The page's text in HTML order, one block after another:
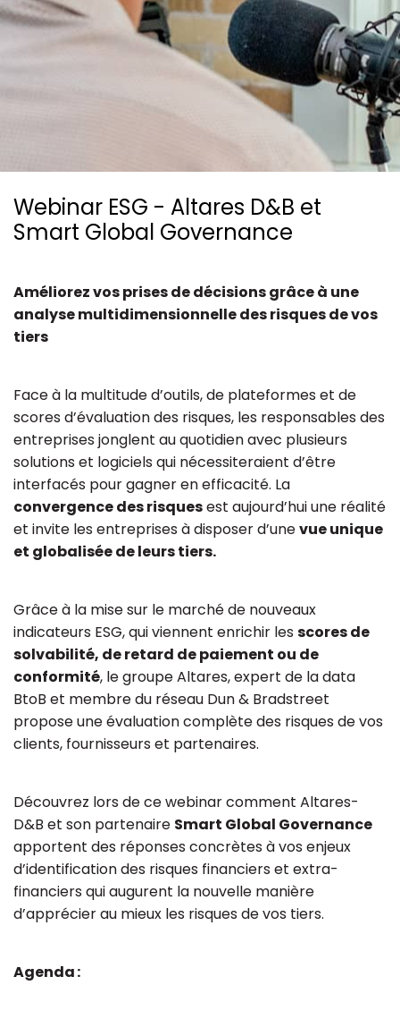
Ressources
Webinar ESG - Altares D&B et
Smart Global Governance
Améliorez vos prises de décisions grâce à une
analyse multidimensionnelle des risques de vos
tiers
Face à la multitude d’outils, de plateformes et de
scores d’évaluation des risques, les responsables des
entreprises jonglent au quotidien avec plusieurs
solutions et logiciels qui nécessiteraient d’être
interfacés pour gagner en efficacité. La
convergence des risquesest aujourd’hui une réalité
et invite les entreprises à disposer d’unevue unique
et globalisée de leurs tiers.
Grâce à la mise sur le marché de nouveaux
indicateurs ESG, qui viennent enrichir les scores de
solvabilité, de retard de paiement ou de
conformité, le groupe Altares, expert de la data
BtoB et membre du réseau Dun & Bradstreet
propose une évaluation complète des risques de vos
clients, fournisseurs et partenaires.
Découvrez lors de ce webinar comment Altares-
D&B et son partenaire Smart Global Governance
apportent des réponses concrètes à vos enjeux
d’identification des risques financiers et extra-
financiers qui augurent la nouvelle manière
d’apprécier au mieux les risques de vos tiers.
Agenda :